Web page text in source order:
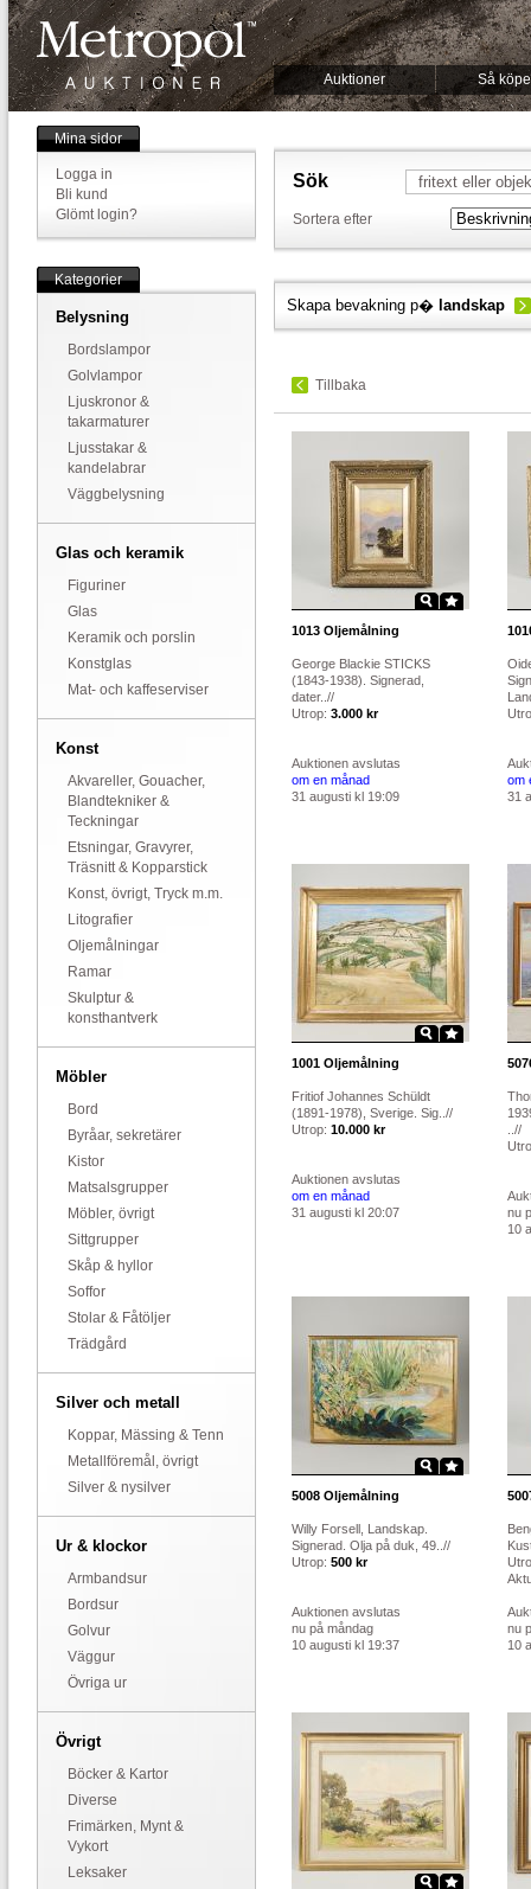
Auktioner Så
Mina sidor
Logga in
Bli kund
Glömt login?
Kategorier
Belysning
Bordslampor
Golvlampor
Ljuskronor &
takarmaturer
Ljusstakar &
kandelabrar
Väggbelysning
Glas och keramik
Figuriner
Glas
Keramik och porslin
Konstglas
Mat- och kaffeserviser
Konst
Akvareller, Gouacher,
Blandtekniker &
Teckningar
Etsningar, Gravyrer,
Träsnitt & Kopparstick
Konst, övrigt, Tryck m.m.
Litografier
Oljemålningar
Ramar
Skulptur &
konsthantverk
Möbler
Bord
Byråar, sekretärer
Kistor
Matsalsgrupper
Möbler, övrigt
Sittgrupper
Skåp & hyllor
Soffor
Stolar & Fåtöljer
Trädgård
Silver och metall
Koppar, Mässing & Tenn
Metallföremål, övrigt
Silver & nysilver
Ur & klockor
Armbandsur
Bordsur
Golvur
Väggur
Övriga ur
Övrigt
Böcker & Kartor
Diverse
Frimärken, Mynt &
Vykort
Leksaker
Sök
Sortera efter
Skapa bevakning p� landskap
Tillbaka
1013 Oljemålning
George Blackie STICKS
(1843-1938). Signerad,
dater..//
Utrop: 3.000 kr
Auktionen avslutas
om en månad
31 augusti kl 19:09
om
31
1001 Oljemålning
Fritiof Johannes Schüldt
(1891-1978), Sverige. Sig..//
Utrop: 10.000 kr
Auktionen avslutas
om en månad
31 augusti kl 20:07
..//
nu
10
5008 Oljemålning
Willy Forsell, Landskap.
Signerad. Olja på duk, 49..//
Utrop: 500 kr
Auktionen avslutas
nu på måndag
10 augusti kl 19:37
nu
10